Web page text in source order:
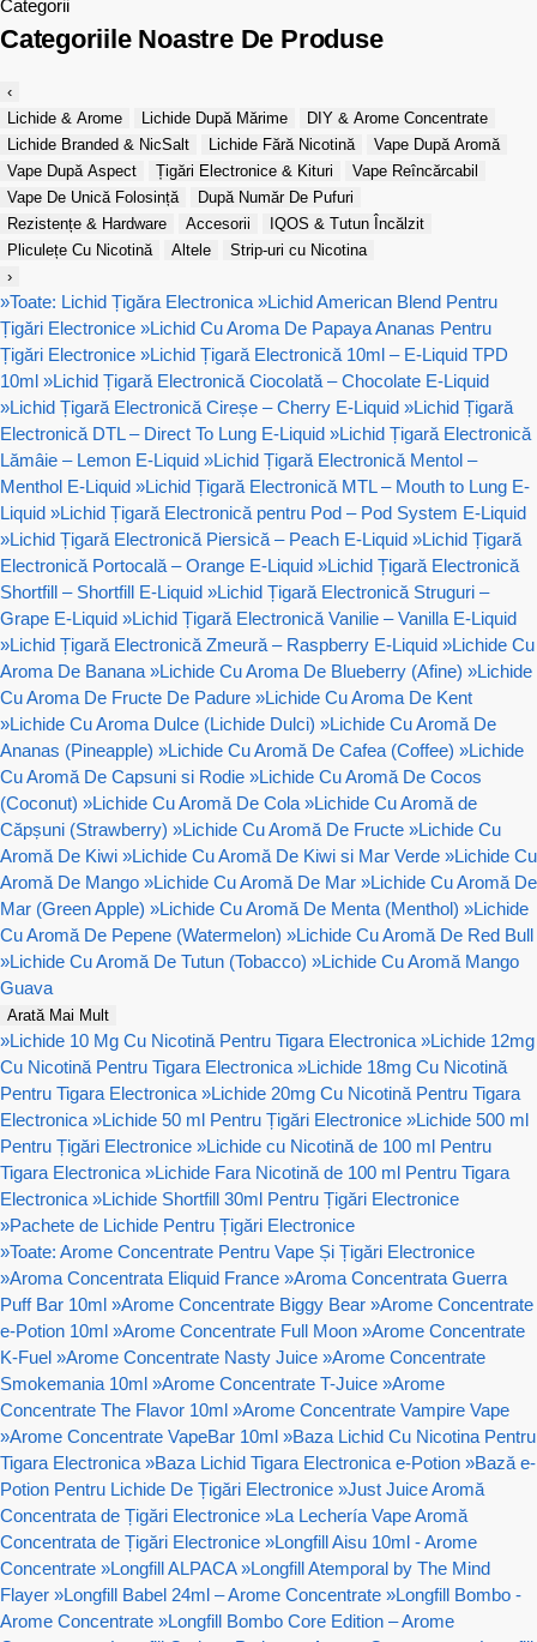
Categorii
Categoriile Noastre De Produse
‹
Lichide & Arome
Lichide După Mărime
DIY & Arome Concentrate
Lichide Branded & NicSalt
Lichide Fără Nicotină
Vape După Aromă
Vape După Aspect
Țigări Electronice & Kituri
Vape Reîncărcabil
Vape De Unică Folosință
După Număr De Pufuri
Rezistențe & Hardware
Accesorii
IQOS & Tutun Încălzit
Pliculețe Cu Nicotină
Altele
Strip-uri cu Nicotina
›
»Toate: Lichid Țigăra Electronica »Lichid American Blend Pentru
Țigări Electronice »Lichid Cu Aroma De Papaya Ananas Pentru
Țigări Electronice »Lichid Țigară Electronică 10ml – E-Liquid TPD
10ml »Lichid Țigară Electronică Ciocolată – Chocolate E-Liquid
»Lichid Țigară Electronică Cireșe – Cherry E-Liquid »Lichid Țigară
Electronică DTL – Direct To Lung E-Liquid »Lichid Țigară Electronică
Lămâie – Lemon E-Liquid »Lichid Țigară Electronică Mentol –
Menthol E-Liquid »Lichid Țigară Electronică MTL – Mouth to Lung E-
Liquid »Lichid Țigară Electronică pentru Pod – Pod System E-Liquid
»Lichid Țigară Electronică Piersică – Peach E-Liquid »Lichid Țigară
Electronică Portocală – Orange E-Liquid »Lichid Țigară Electronică
Shortfill – Shortfill E-Liquid »Lichid Țigară Electronică Struguri –
Grape E-Liquid »Lichid Țigară Electronică Vanilie – Vanilla E-Liquid
»Lichid Țigară Electronică Zmeură – Raspberry E-Liquid »Lichide Cu
Aroma De Banana »Lichide Cu Aroma De Blueberry (Afine) »Lichide
Cu Aroma De Fructe De Padure »Lichide Cu Aroma De Kent
»Lichide Cu Aroma Dulce (Lichide Dulci) »Lichide Cu Aromă De
Ananas (Pineapple) »Lichide Cu Aromă De Cafea (Coffee) »Lichide
Cu Aromă De Capsuni si Rodie »Lichide Cu Aromă De Cocos
(Coconut) »Lichide Cu Aromă De Cola »Lichide Cu Aromă de
Căpșuni (Strawberry) »Lichide Cu Aromă De Fructe »Lichide Cu
Aromă De Kiwi »Lichide Cu Aromă De Kiwi si Mar Verde »Lichide Cu
Aromă De Mango »Lichide Cu Aromă De Mar »Lichide Cu Aromă De
Mar (Green Apple) »Lichide Cu Aromă De Menta (Menthol) »Lichide
Cu Aromă De Pepene (Watermelon) »Lichide Cu Aromă De Red Bull
»Lichide Cu Aromă De Tutun (Tobacco) »Lichide Cu Aromă Mango
Guava
Arată Mai Mult
»Lichide 10 Mg Cu Nicotină Pentru Tigara Electronica »Lichide 12mg
Cu Nicotină Pentru Tigara Electronica »Lichide 18mg Cu Nicotină
Pentru Tigara Electronica »Lichide 20mg Cu Nicotină Pentru Tigara
Electronica »Lichide 50 ml Pentru Țigări Electronice »Lichide 500 ml
Pentru Țigări Electronice »Lichide cu Nicotină de 100 ml Pentru
Tigara Electronica »Lichide Fara Nicotină de 100 ml Pentru Tigara
Electronica »Lichide Shortfill 30ml Pentru Țigări Electronice
»Pachete de Lichide Pentru Țigări Electronice
»Toate: Arome Concentrate Pentru Vape Și Țigări Electronice
»Aroma Concentrata Eliquid France »Aroma Concentrata Guerra
Puff Bar 10ml »Arome Concentrate Biggy Bear »Arome Concentrate
e-Potion 10ml »Arome Concentrate Full Moon »Arome Concentrate
K-Fuel »Arome Concentrate Nasty Juice »Arome Concentrate
Smokemania 10ml »Arome Concentrate T-Juice »Arome
Concentrate The Flavor 10ml »Arome Concentrate Vampire Vape
»Arome Concentrate VapeBar 10ml »Baza Lichid Cu Nicotina Pentru
Tigara Electronica »Baza Lichid Tigara Electronica e-Potion »Bază e-
Potion Pentru Lichide De Țigări Electronice »Just Juice Aromă
Concentrata de Țigări Electronice »La Lechería Vape Aromă
Concentrata de Țigări Electronice »Longfill Aisu 10ml - Arome
Concentrate »Longfill ALPACA »Longfill Atemporal by The Mind
Flayer »Longfill Babel 24ml – Arome Concentrate »Longfill Bombo -
Arome Concentrate »Longfill Bombo Core Edition – Arome